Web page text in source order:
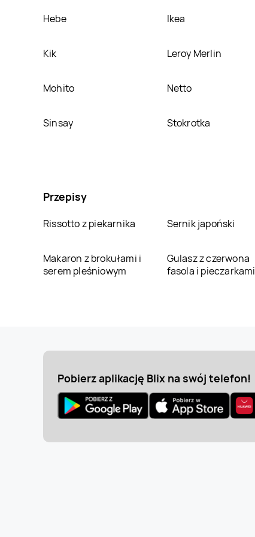
Hebe Ikea
Kik Leroy Merlin
Mohito Netto
Sinsay Stokrotka
Przepisy
Rissotto z piekarnika Sernik japoński
Makaron z brokułami i
serem pleśniowym
Gulasz z czerwona
fasola i pieczarkami
Pobierz aplikację Blix na swój telefon!